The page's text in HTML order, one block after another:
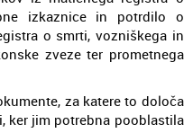
izkaznice in potrdilo o
o smrti, vozniškega in
zveze ter prometnega
za katere to določa
ker jim potrebna pooblastila